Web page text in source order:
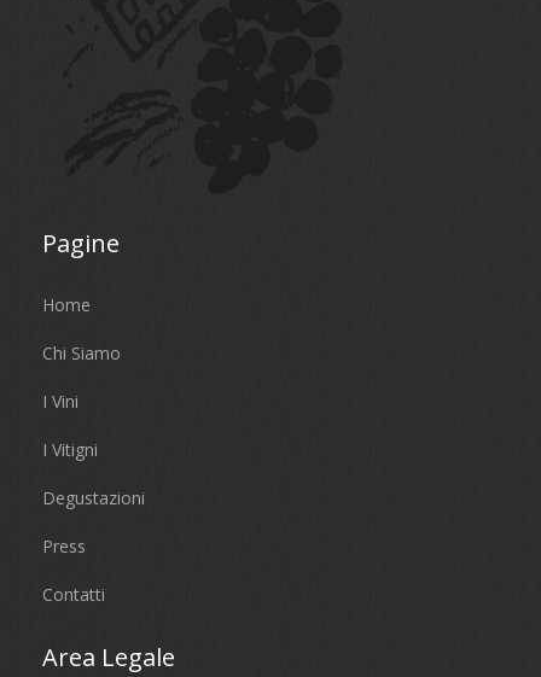
Pagine
Home
Chi Siamo
I Vini
I Vitigni
Degustazioni
Press
Contatti
Area Legale